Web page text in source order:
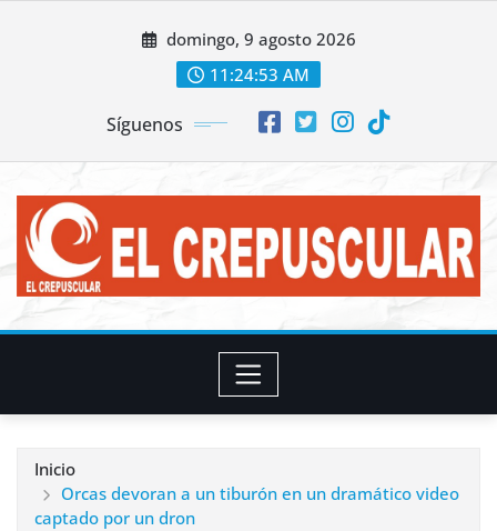
domingo, 9 agosto 2026
11:24:56 AM
Síguenos
Inicio
Orcas devoran a un tiburón en un dramático video
captado por un dron